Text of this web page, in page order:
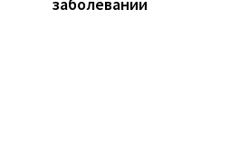
заболеваний